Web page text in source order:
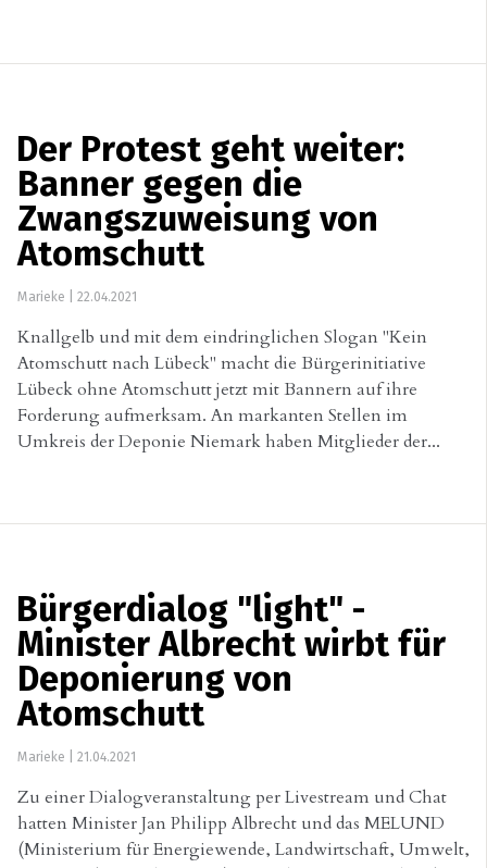
Der Protest geht weiter:
Banner gegen die
Zwangszuweisung von
Atomschutt
Marieke 22.04.2021
Knallgelb und mit dem eindringlichen Slogan "Kein
Atomschutt nach Lübeck" macht die Bürgerinitiative
Lübeck ohne Atomschutt jetzt mit Bannern auf ihre
Forderung aufmerksam. An markanten Stellen im
Umkreis der Deponie Niemark haben Mitglieder der...
Bürgerdialog "light" -
Minister Albrecht wirbt für
Deponierung von
Atomschutt
Marieke 21.04.2021
Zu einer Dialogveranstaltung per Livestream und Chat
hatten Minister Jan Philipp Albrecht und das MELUND
(Ministerium für Energiewende, Landwirtschaft, Umwelt,